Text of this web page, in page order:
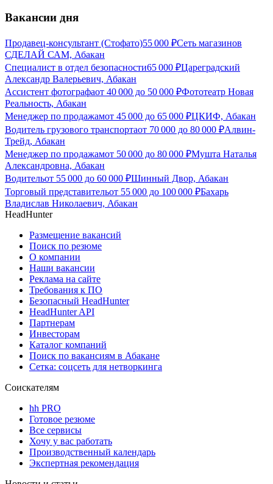
Вакансии дня
Продавец-консультант (Стофато)55 000 ₽Сеть магазинов
СДЕЛАЙ САМ, Абакан
Специалист в отдел безопасности65 000 ₽Цареградский
Александр Валерьевич, Абакан
Ассистент фотографаот 40 000 до 50 000 ₽Фототеатр Новая
Реальность, Абакан
Менеджер по продажамот 45 000 до 65 000 ₽ЦКИФ, Абакан
Водитель грузового транспортаот 70 000 до 80 000 ₽Алвин-
Трейд, Абакан
Менеджер по продажамот 50 000 до 80 000 ₽Мушта Наталья
Александровна, Абакан
Водительот 55 000 до 60 000 ₽Шинный Двор, Абакан
Торговый представительот 55 000 до 100 000 ₽Бахарь
Владислав Николаевич, Абакан
HeadHunter
Размещение вакансий
Поиск по резюме
О компании
Наши вакансии
Реклама на сайте
Требования к ПО
Безопасный HeadHunter
HeadHunter API
Партнерам
Инвесторам
Каталог компаний
Поиск по вакансиям в Абакане
Сетка: соцсеть для нетворкинга
Соискателям
hh PRO
Готовое резюме
Все сервисы
Хочу у вас работать
Производственный календарь
Экспертная рекомендация